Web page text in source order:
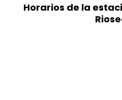
Horarios de la